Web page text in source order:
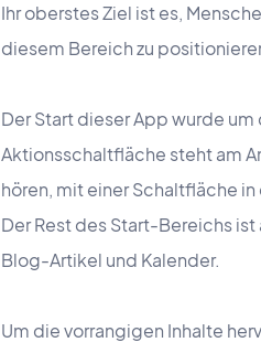
Ihr oberstes Ziel ist es,
diesem Bereich zu
Der Start dieser App wurde
Aktionsschaltfläche steht am
hören, mit einer Schaltfläche
Der Rest des Start-Bereichs
Blog-Artikel und Kalender.
Um die vorrangigen Inhalte